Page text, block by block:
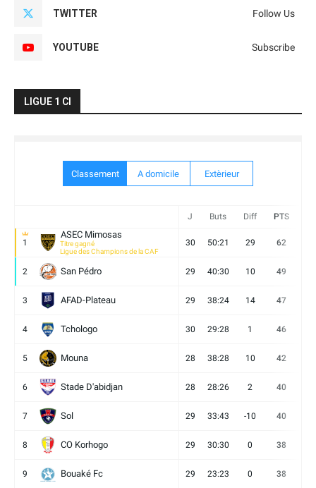
TWITTER Follow Us
YOUTUBE Subscribe
LIGUE 1 CI
Classement A domicile Extèrieur
J Buts Diff PTS
1
ASEC Mimosas
Titre gagné
Ligue des Champions de la CAF
30 50:21 29 62
2 San Pédro 29 40:30 10 49
3 AFAD-Plateau 29 38:24 14 47
4 Tchologo 30 29:28 1 46
5 Mouna 28 38:28 10 42
6 Stade D'abidjan 28 28:26 2 40
7 Sol 29 33:43 -10 40
8 CO Korhogo 29 30:30 0 38
9 Bouaké Fc 29 23:23 0 38